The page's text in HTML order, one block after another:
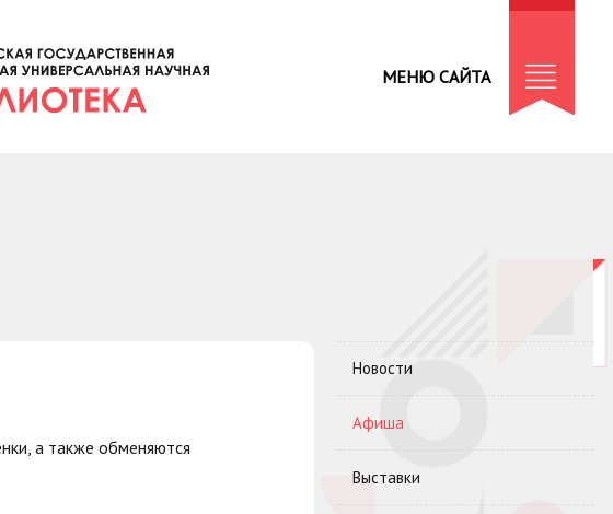
МЕНЮ САЙТА
а также обменяются
Новости
Афиша
Выставки